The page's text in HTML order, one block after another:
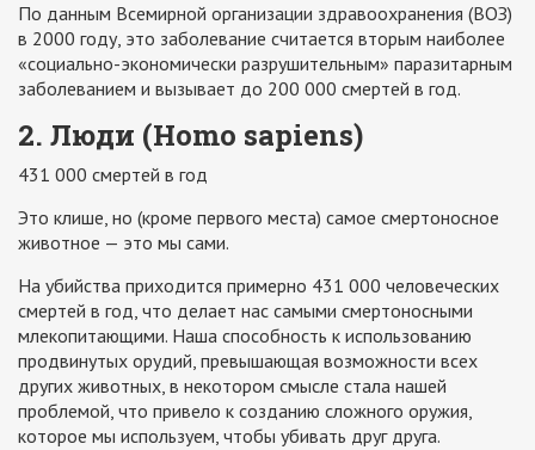
По данным Всемирной организации здравоохранения (ВОЗ)
в 2000 году, это заболевание считается вторым наиболее
«социально-экономически разрушительным» паразитарным
заболеванием и вызывает до 200 000 смертей в год.
2. Люди (Homo sapiens)
431 000 смертей в год
Это клише, но (кроме первого места) самое смертоносное
животное — это мы сами.
На убийства приходится примерно 431 000 человеческих
смертей в год, что делает нас самыми смертоносными
млекопитающими. Наша способность к использованию
продвинутых орудий, превышающая возможности всех
других животных, в некотором смысле стала нашей
проблемой, что привело к созданию сложного оружия,
которое мы используем, чтобы убивать друг друга.